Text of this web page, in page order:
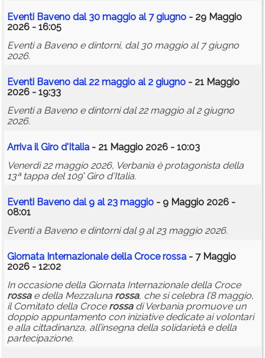
Eventi Baveno dal 30 maggio al 7 giugno - 29 Maggio
2026 - 16:05
Eventi a Baveno e dintorni, dal 30 maggio al 7 giugno
2026.
Eventi Baveno dal 22 maggio al 2 giugno - 21 Maggio
2026 - 19:33
Eventi a Baveno e dintorni dal 22 maggio al 2 giugno
2026.
Arriva il Giro d'Italia - 21 Maggio 2026 - 10:03
Venerdì 22 maggio 2026, Verbania è protagonista della
13ª tappa del 109° Giro d'Italia.
Eventi Baveno dal 9 al 23 maggio - 9 Maggio 2026 -
08:01
Eventi a Baveno e dintorni dal 9 al 23 maggio 2026.
Giornata Internazionale della Crocerossa - 7 Maggio
2026 - 12:02
In occasione della Giornata Internazionale della Croce
rossae della Mezzaluna rossa, che si celebra l’8 maggio,
il Comitato della Croce rossadi Verbania promuove un
doppio appuntamento con iniziative dedicate ai volontari
e alla cittadinanza, all’insegna della solidarietà e della
partecipazione.